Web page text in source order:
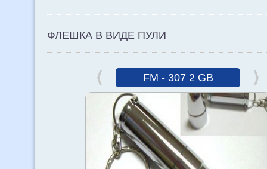
ФЛЕШКА В ВИДЕ ПУЛИ
FM - 307 2 GB